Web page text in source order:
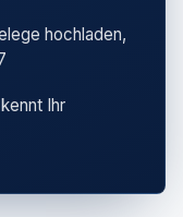
hochladen,
Ihr